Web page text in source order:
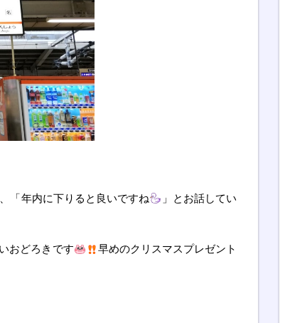
「年内に下りると良いですね
」とお話してい
おどろきです
早めのクリスマスプレゼント